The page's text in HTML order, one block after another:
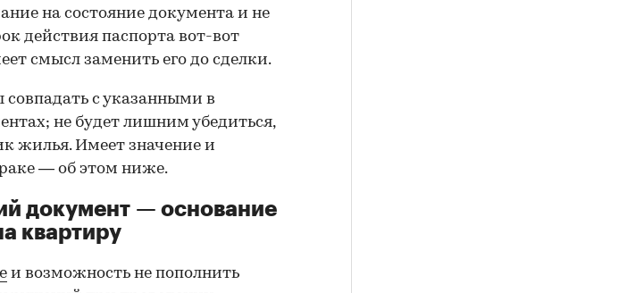
на состояние документа и не
действия паспорта вот-вот
смысл заменить его до сделки.
с указанными в
не будет лишним убедиться,
жилья. Имеет значение и
— об этом ниже.
документ — основание
квартиру
и возможность не пополнить